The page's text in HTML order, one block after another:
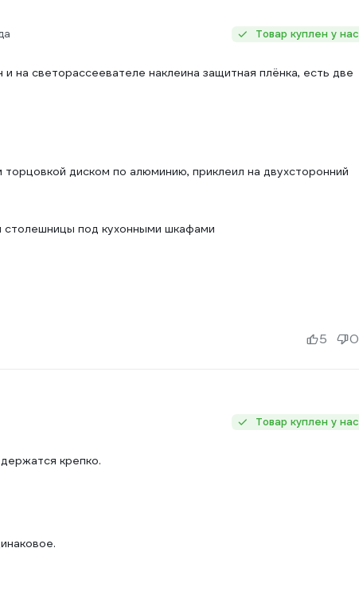
Товар куплен у нас
на светорассеевателе наклеина защитная плёнка, есть две
диском по алюминию, приклеил на двухсторонний
столешницы под кухонными шкафами
5 0
Товар куплен у нас
крепко.